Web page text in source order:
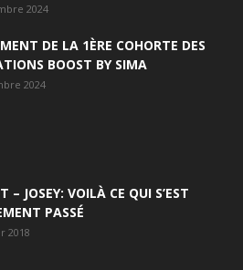
2024
DE LA 1ÈRE COHORTE DES
BOOST BY SIMA
2024
– JOSEY: VOILÀ CE QUI S’EST
PASSÉ
2018